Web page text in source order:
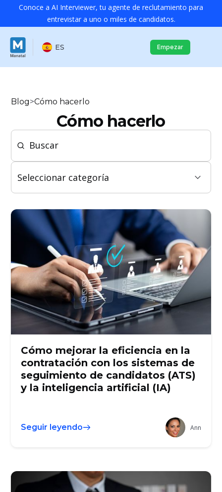
Conoce a AI Interviewer, tu agente de reclutamiento para
entrevistar a uno o miles de candidatos.
ES Empezar
Blog>Cómo hacerlo
Cómo hacerlo
Seleccionar categoría
Cómo mejorar la eficiencia en la
contratación con los sistemas de
seguimiento de candidatos (ATS)
y la inteligencia artificial (IA)
Seguir leyendo Ann